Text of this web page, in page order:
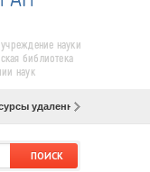
науки
библиотека
наук
удаленного доступа